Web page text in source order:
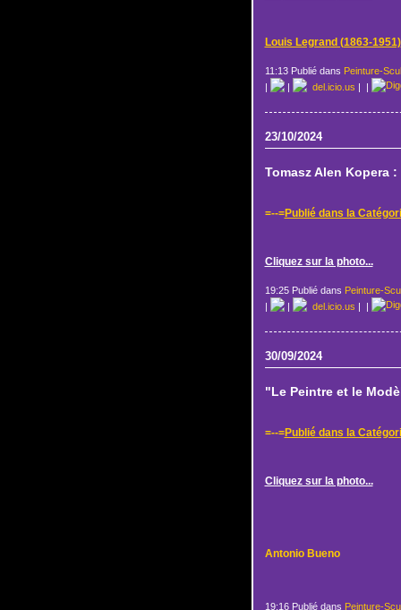
Louis Legrand (1863-1951)
11:13 Publié dans Peinture-
|
| del.icio.us | |
23/10/2024
Tomasz Alen Kopera :
=--=Publié dans la
Cliquez sur la photo...
19:25 Publié dans Peinture-
|
| del.icio.us | |
30/09/2024
"Le Peintre et le
=--=Publié dans la
Cliquez sur la photo...
Antonio Bueno
19:16 Publié dans Peinture-